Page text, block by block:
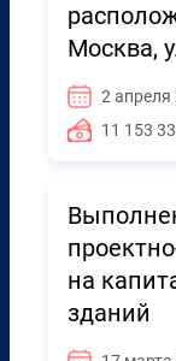
Москва,
2 апреля
11 153
на
зданий